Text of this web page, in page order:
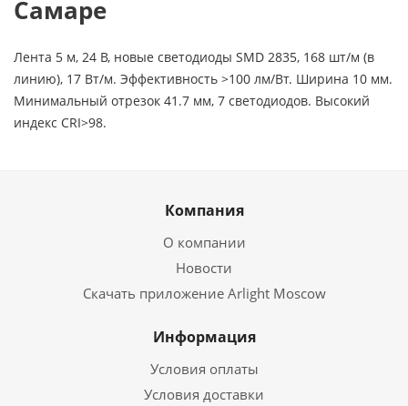
Самаре
Лента 5 м, 24 В, новые светодиоды SMD 2835, 168 шт/м (в
линию), 17 Вт/м. Эффективность >100 лм/Вт. Ширина 10 мм.
Минимальный отрезок 41.7 мм, 7 светодиодов. Высокий
индекс CRI>98.
Компания
О компании
Новости
Скачать приложение Arlight Moscow
Информация
Условия оплаты
Условия доставки